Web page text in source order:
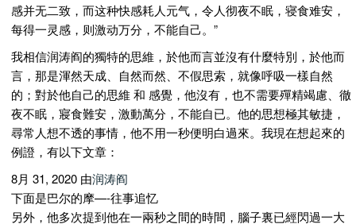
感并无二致，而这种快感耗人元气，令人彻夜不眠，寝食难安，
每得一灵感，则激动万分，不能自己。”
我相信润涛阎的獨特的思維，於他而言並沒有什麼特別，於他而
言，那是渾然天成、自然而然、不假思索，就像呼吸一樣自然
的；對於他自己的思維 和 感覺，他沒有，也不需要殫精竭慮、徹
夜不眠，寢食難安，激動萬分，不能自已。他的思想極其敏捷，
尋常人想不透的事情，他不用一秒便明白過來。我現在想起來的
例證，有以下文章：
8月 31, 2020 由润涛阎
下面是巴尔的摩—-往事追忆
另外，他多次提到他在一兩秒之間的時間，腦子裏已經閃過一大